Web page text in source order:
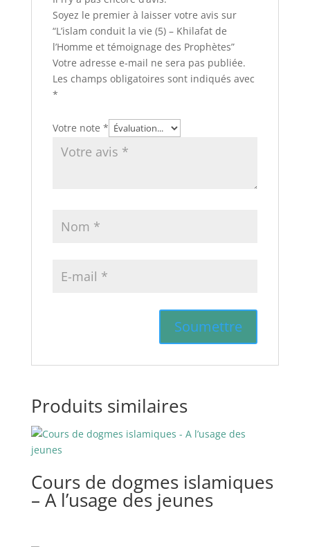
Soyez le premier à laisser votre avis sur
“L’islam conduit la vie (5) – Khilafat de
l’Homme et témoignage des Prophètes”
Votre adresse e-mail ne sera pas publiée.
Les champs obligatoires sont indiqués avec
*
Votre note *
Produits similaires
Cours de dogmes islamiques
– A l’usage des jeunes